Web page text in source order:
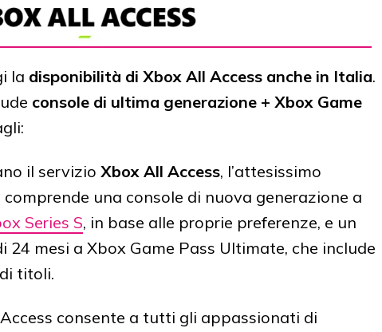
la disponibilità di Xbox All Access anche in Italia.
console di ultima generazione + Xbox Game
il servizio Xbox All Access, l’attesissimo
comprende una console di nuova generazione a
Series S, in base alle proprie preferenze, e un
mesi a Xbox Game Pass Ultimate, che include
titoli.
consente a tutti gli appassionati di